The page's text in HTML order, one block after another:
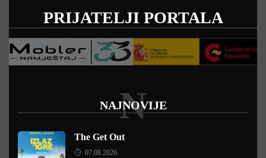
PRIJATELJI PORTALA
NAJNOVIJE
N
The Get Out
07.08.2026.